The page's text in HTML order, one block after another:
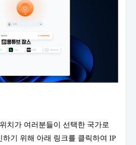
치가 여러분들이 선택한 국가로
기 위해 아래 링크를 클릭하여 IP